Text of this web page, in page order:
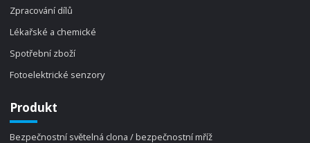
Zpracování dílů
Lékařské a chemické
Spotřební zboží
Fotoelektrické senzory
Produkt
Bezpečnostní světelná clona / bezpečnostní mříž